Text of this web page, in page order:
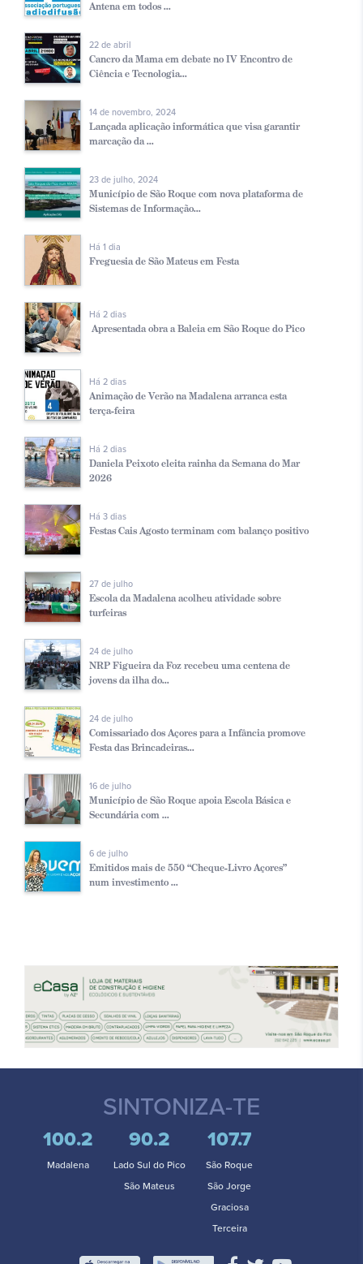
Antena em todos ...
22 de abril
Cancro da Mama em debate no IV Encontro de
Ciência e Tecnologia...
14 de novembro, 2024
Lançada aplicação informática que visa garantir
marcação da ...
23 de julho, 2024
Município de São Roque com nova plataforma de
Sistemas de Informação...
Há 1 dia
Freguesia de São Mateus em Festa
Há 2 dias
Apresentada obra a Baleia em São Roque do Pico
Há 2 dias
Animação de Verão na Madalena arranca esta
terça-feira
Há 2 dias
Daniela Peixoto eleita rainha da Semana do Mar
2026
Há 3 dias
Festas Cais Agosto terminam com balanço positivo
27 de julho
Escola da Madalena acolheu atividade sobre
turfeiras
24 de julho
NRP Figueira da Foz recebeu uma centena de
jovens da ilha do...
24 de julho
Comissariado dos Açores para a Infância promove
Festa das Brincadeiras...
16 de julho
Município de São Roque apoia Escola Básica e
Secundária com ...
6 de julho
Emitidos mais de 550 “Cheque-Livro Açores”
num investimento ...
SINTONIZA-TE
100.2
Madalena
90.2
Lado Sul do Pico
São Mateus
107.7
São Roque
São Jorge
Graciosa
Terceira